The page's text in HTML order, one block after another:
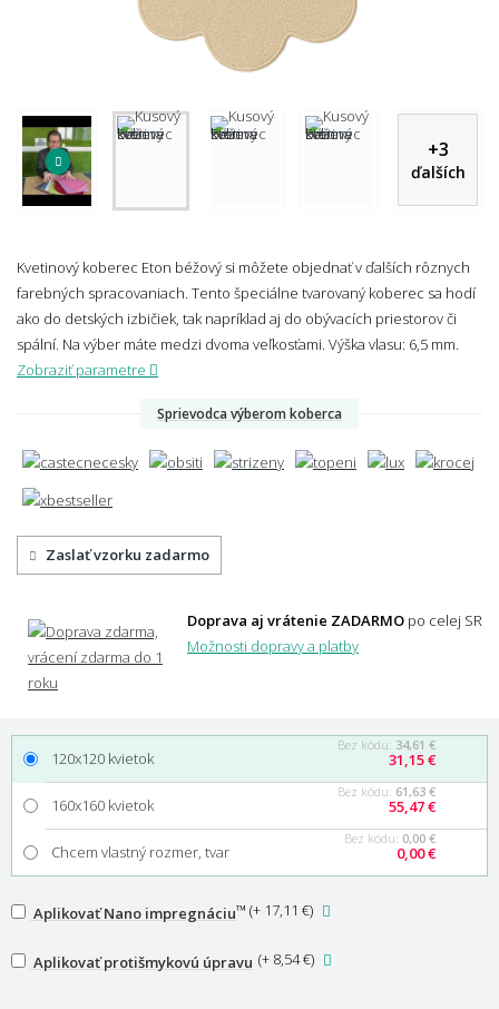
+3
ďalších
Kvetinový koberec Eton béžový si môžete objednať v ďalších rôznych
farebných spracovaniach. Tento špeciálne tvarovaný koberec sa hodí
ako do detských izbičiek, tak napríklad aj do obývacích priestorov či
spální. Na výber máte medzi dvoma veľkosťami. Výška vlasu: 6,5 mm.
Zobraziť parametre
Sprievodca výberom koberca
Zaslať vzorku zadarmo
Doprava aj vrátenie ZADARMO po celej SR
Možnosti dopravy a platby
120x120 kvietok
Bez kódu: 34,61 €
31,15 €
160x160 kvietok
Bez kódu: 61,63 €
55,47 €
Chcem vlastný rozmer, tvar
Bez kódu: 0,00 €
0,00 €
Aplikovať Nano impregnáciu™ (+ 17,11 €)
Aplikovať protišmykovú úpravu (+ 8,54 €)